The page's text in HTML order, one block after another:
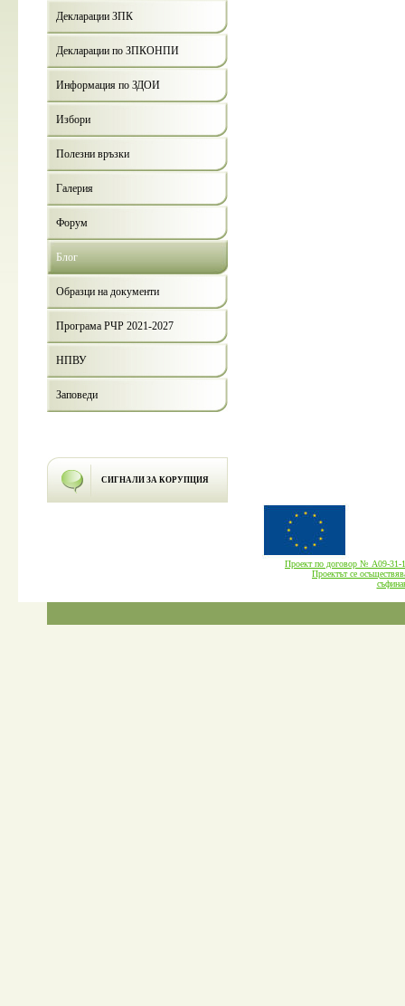
Декларации ЗПК
Декларации по ЗПКОНПИ
Информация по ЗДОИ
Избори
Полезни връзки
Галерия
Форум
Блог
Образци на документи
Програма РЧР 2021-2027
НПВУ
Заповеди
СИГНАЛИ ЗА КОРУПЦИЯ
Проект по договор № А09-
Проектът се